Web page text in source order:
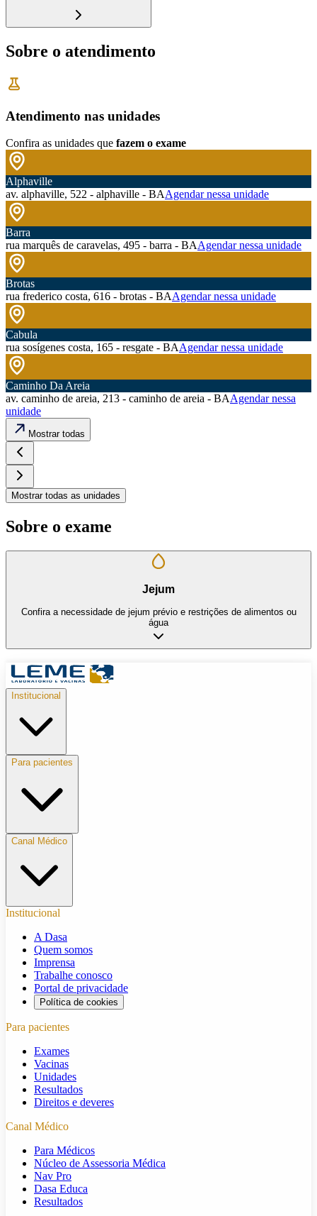
Sobre o atendimento
Atendimento nas unidades
Confira as unidades que fazem o exame
Alphaville
av. alphaville, 522 - alphaville - BAAgendar nessa unidade
Barra
rua marquês de caravelas, 495 - barra - BAAgendar nessa unidade
Brotas
rua frederico costa, 616 - brotas - BAAgendar nessa unidade
Cabula
rua sosígenes costa, 165 - resgate - BAAgendar nessa unidade
Caminho Da Areia
av. caminho de areia, 213 - caminho de areia - BAAgendar nessa
unidade
Mostrar todas
Mostrar todas as unidades
Sobre o exame
Jejum
Confira a necessidade de jejum prévio e restrições de alimentos ou
água
Institucional
Para pacientes
Canal Médico
Institucional
A Dasa
Quem somos
Imprensa
Trabalhe conosco
Portal de privacidade
Política de cookies
Para pacientes
Exames
Vacinas
Unidades
Resultados
Direitos e deveres
Canal Médico
Para Médicos
Núcleo de Assessoria Médica
Nav Pro
Dasa Educa
Resultados